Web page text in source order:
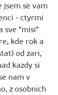
jsem se vam
- ctyrmi
sve "misi"
kde rok a
od zari,
kazdy si
nam v
z osobnich